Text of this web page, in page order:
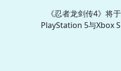
《忍者龙剑传4》将
PlayStation 5与Xbox